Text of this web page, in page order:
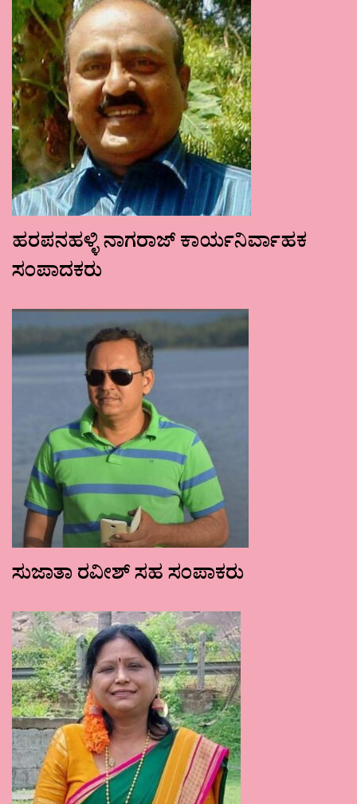
ಹರಪನಹಳ್ಳಿ ನಾಗರಾಜ್ ಕಾರ್ಯನಿರ್ವಾಹಕ
ಸಂಪಾದಕರು
ಸುಜಾತಾ ರವೀಶ್ ಸಹ ಸಂಪಾಕರು